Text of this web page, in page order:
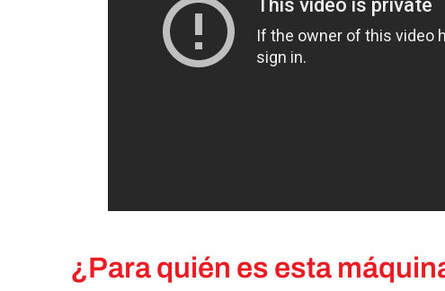
¿Para quién es esta